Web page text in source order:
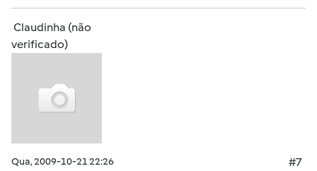
Claudinha (não
verificado)
Qua, 2009-10-21 22:26
#7